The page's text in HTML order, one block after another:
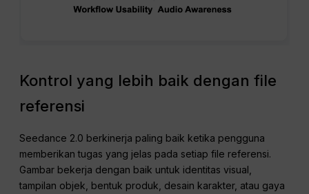
Kontrol yang lebih baik dengan file
referensi
Seedance 2.0 berkinerja paling baik ketika pengguna
memberikan tugas yang jelas pada setiap file referensi.
Gambar bekerja dengan baik untuk identitas visual,
tampilan objek, bentuk produk, desain karakter, atau gaya